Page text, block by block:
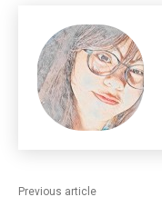
Previous article